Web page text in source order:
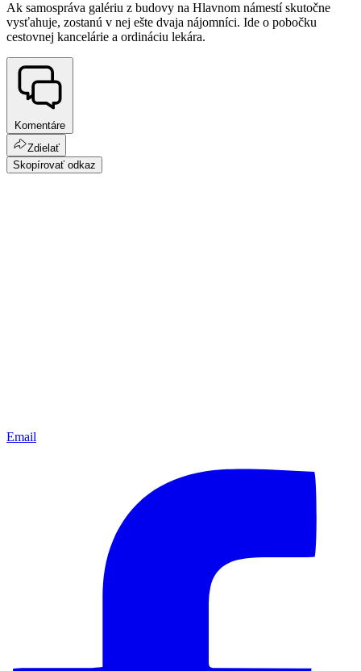
Ak samospráva galériu z budovy na Hlavnom námestí skutočne
vysťahuje, zostanú v nej ešte dvaja nájomníci. Ide o pobočku
cestovnej kancelárie a ordináciu lekára.
Komentáre
Zdielať
Skopírovať odkaz
Email